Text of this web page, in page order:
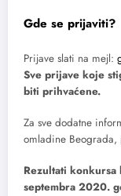
Gde se prijaviti?
Prijave slati na mejl:
Sve prijave koje
biti prihvaćene.
Za sve dodatne
omladine Beograda,
Rezultati
septembra 2020.